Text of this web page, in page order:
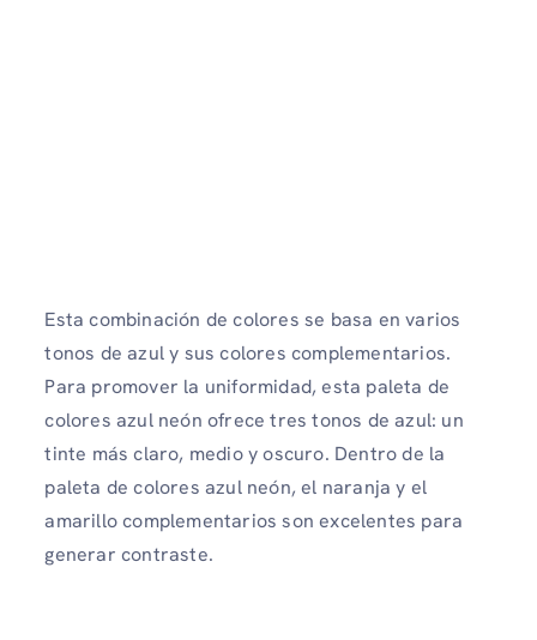
Esta combinación de colores se basa en varios
tonos de azul y sus colores complementarios.
Para promover la uniformidad, esta paleta de
colores azul neón ofrece tres tonos de azul: un
tinte más claro, medio y oscuro. Dentro de la
paleta de colores azul neón, el naranja y el
amarillo complementarios son excelentes para
generar contraste.